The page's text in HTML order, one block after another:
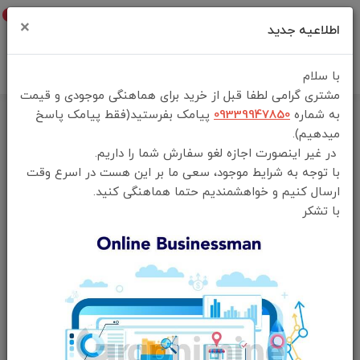
خانه فهرست محصولات هدفون بی سیم هاینو تکو ANC-13 Max
اطلاعیه جدید ×
با سلام
مشتری گرامی لطفا قبل از خرید برای هماهنگی موجودی و قیمت
به شماره 09339947850 پیامک بفرستید(فقط پیامک پاسخ
میدهیم).
در غیر اینصورت اجازه لغو سفارش شما را داریم.
با توجه به شرایط موجود، سعی ما بر این هست در اسرع وقت
ارسال کنیم و خواهشمندیم حتما هماهنگی کنید.
با تشکر